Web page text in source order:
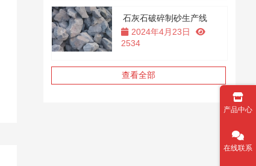
石灰石破碎制砂生产线
2024年4月23日
2534
查看全部
产品中心
在线联系